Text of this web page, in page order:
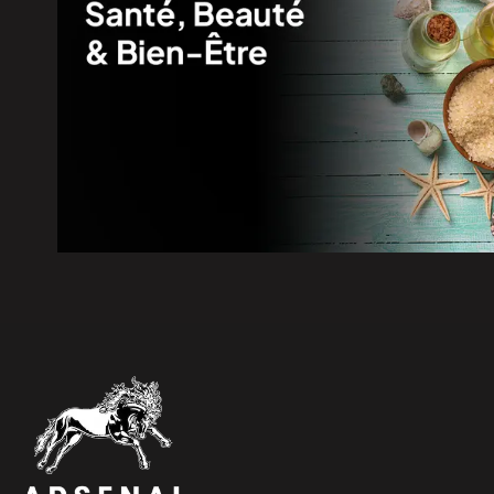
7 août 2026|Réservoir d’eau de Frampton
7 août 2026|PSPP critique les dépenses de